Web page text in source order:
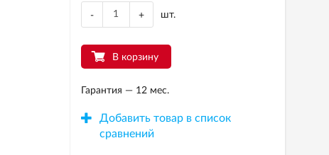
- + шт.
В корзину
Гарантия — 12 мес.
Добавить товар в список
сравнений